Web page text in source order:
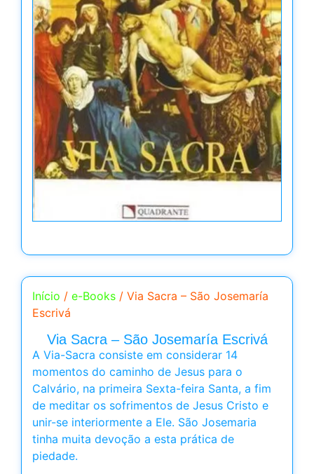
Início / e-Books / Via Sacra – São Josemaría
Escrivá
Via Sacra – São Josemaría Escrivá
A Via-Sacra consiste em considerar 14
momentos do caminho de Jesus para o
Calvário, na primeira Sexta-feira Santa, a fim
de meditar os sofrimentos de Jesus Cristo e
unir-se interiormente a Ele. São Josemaria
tinha muita devoção a esta prática de
piedade.